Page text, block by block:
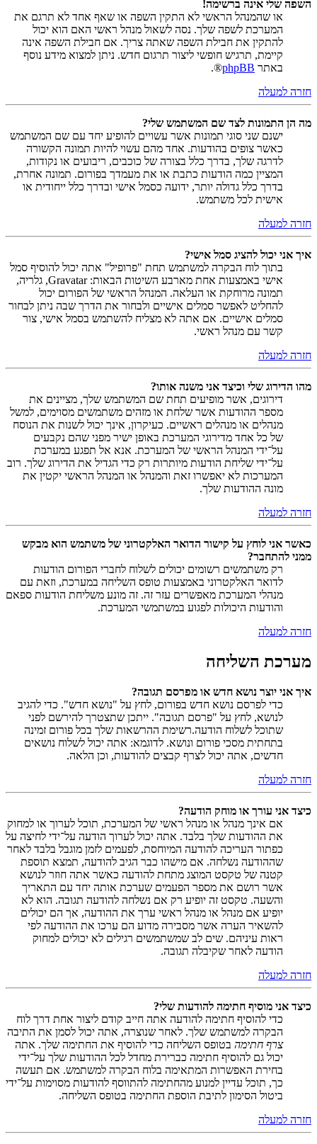
השפה שלי אינה ברשימה!
או שהמנהל הראשי לא התקין השפה או שאף אחד לא תרגם את
המערכת לשפה שלך. נסה לשאול מנהל ראשי האם הוא יכול
להתקין את חבילת השפה שאתה צריך. אם חבילת השפה אינה
קיימת, תרגיש חופשי ליצור תרגום חדש. ניתן למצוא מידע נוסף
באתר phpBB
®.
חזרה למעלה
מה הן התמונות לצד שם המשתמש שלי?
ישנם שני סוגי תמונות אשר עשויים להופיע יחד עם שם המשתמש
כאשר צופים בהודעות. אחד מהם עשוי להיות תמונה הקשורה
לדרגה שלך, בדרך כלל בצורה של כוכבים, ריבועים או נקודות,
המציין כמה הודעות כתבת או את מעמדך בפורום. תמונה אחרת,
בדרך כלל גדולה יותר, ידועה כסמל אישי ובדרך כלל ייחודית או
אישית לכל משתמש.
חזרה למעלה
איך אני יכול להציג סמל אישי?
בתוך לוח הבקרה למשתמש תחת "פרופיל" אתה יכול להוסיף סמל
אישי באמצעות אחת מארבע השיטות הבאות: Gravatar, גלריה,
תמונה מרוחקת או העלאה. המנהל הראשי של הפורום יכול
להחליט לאפשר סמלים אישיים ולבחור את הדרך שבה ניתן לבחור
סמלים אישיים. אם אתה לא מצליח להשתמש בסמל אישי, צור
קשר עם מנהל ראשי.
חזרה למעלה
מהו הדירוג שלי וכיצד אני משנה אותו?
דירוגים, אשר מופיעים תחת שם המשתמש שלך, מציינים את
מספר ההודעות אשר שלחת או מזהים משתמשים מסוימים, למשל
מנהלים או מנהלים ראשיים. כעיקרון, אינך יכול לשנות את הנוסח
של כל אחד מדירוגי המערכת באופן ישיר מפני שהם נקבעים
על־ידי המנהל הראשי של המערכת. אנא אל תפגע במערכת
על־ידי שליחת הודעות מיותרות רק כדי הגדיל את הדירוג שלך. רוב
המערכות לא יאפשרו זאת והמנהל או המנהל הראשי יקטין את
מונה ההודעות שלך.
חזרה למעלה
כאשר אני לוחץ על קישור הדואר האלקטרוני של משתמש הוא מבקש
ממני להתחבר?
רק משתמשים רשומים יכולים לשלוח לחברי הפורום הודעות
לדואר האלקטרוני באמצעות טופס השליחה במערכת, וזאת עם
מנהלי המערכת מאפשרים עזר זה. זה מונע משליחת הודעות ספאם
והודעות היכולות לפגוע במשתמשי המערכת.
חזרה למעלה
מערכת השליחה
איך אני יוצר נושא חדש או מפרסם תגובה?
כדי לפרסם נושא חדש בפורום, לחץ על "נושא חדש". כדי להגיב
לנושא, לחץ על "פרסם תגובה". ייתכן שתצטרך להירשם לפני
שתוכל לשלוח הודעה.רשימת ההרשאות שלך בכל פורום זמינה
בתחתית מסכי פורום ונושא. לדוגמא: אתה יכול לשלוח נושאים
חדשים, אתה יכול לצרף קבצים להודעות, וכן הלאה.
חזרה למעלה
כיצד אני עורך או מוחק הודעה?
אם אינך מנהל או מנהל ראשי של המערכת, תוכל לערוך או למחוק
את ההודעות שלך בלבד. אתה יכול לערוך הודעה על־ידי לחיצה על
כפתור העריכה להודעה המיוחסת, לפעמים לזמן מוגבל בלבד לאחר
שההודעה נשלחה. אם מישהו כבר הגיב להודעה, תמצא תוספת
קטנה של טקסט המוצג מתחת להודעה כאשר אתה חוזר לנושא
אשר רושם את מספר הפעמים שערכת אותה יחד עם התאריך
והשעה. טקסט זה יופיע רק אם נשלחה להודעה תגובה. הוא לא
יופיע אם מנהל או מנהל ראשי ערך את ההודעה, אך הם יכולים
להשאיר הערה אשר מסבירה מדוע הם ערכו את ההודעה לפי
ראות עיניהם. שים לב שמשתמשים רגילים לא יכולים למחוק
הודעה לאחר שקיבלה תגובה.
חזרה למעלה
כיצד אני מוסיף חתימה להודעות שלי?
כדי להוסיף חתימה להודעה אתה חייב קודם ליצור אחת דרך לוח
הבקרה למשתמש שלך. לאחר שנוצרה, אתה יכול לסמן את התיבה
צרף חתימה בטופס השליחה כדי להוסיף את החתימה שלך. אתה
יכול גם להוסיף חתימה כברירת מחדל לכל ההודעות שלך על־ידי
בחירת האפשרות המתאימה בלוח הבקרה למשתמש. אם תעשה
כך, תוכל עדיין למנוע מהחתימה להתווסף להודעות מסוימות על־ידי
ביטול הסימון לתיבת הוספת החתימה בטופס השליחה.
חזרה למעלה